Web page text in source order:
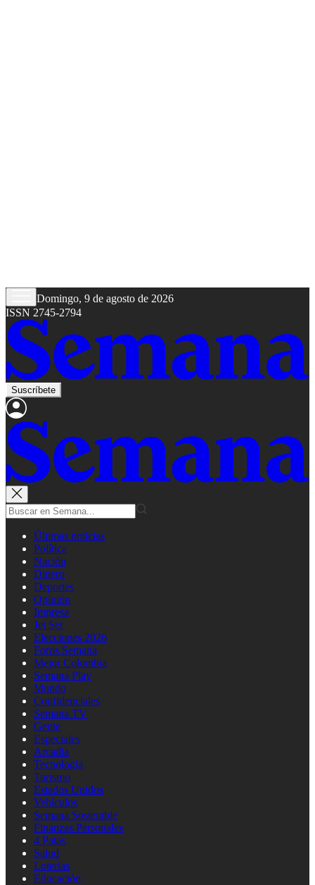
Domingo, 9 de agosto de 2026
ISSN 2745-2794
Suscríbete
Últimas noticias
Política
Nación
Dinero
Deportes
Opinión
Impresa
Jet Set
Elecciones 2026
Foros Semana
Mejor Colombia
Semana Play
Mundo
Confidenciales
Semana TV
Gente
Especiales
Arcadia
Tecnología
Turismo
Estados Unidos
Vehículos
Semana Sostenible
Finanzas Personales
4 Patas
Salud
Loterías
Educación